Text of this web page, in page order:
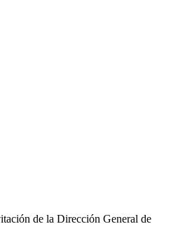
de la Dirección General de